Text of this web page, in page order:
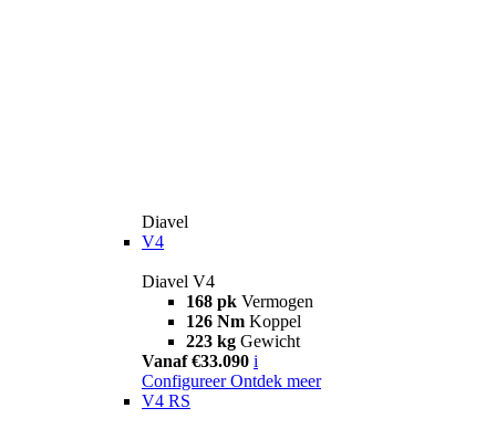
Diavel
V4
Diavel V4
168 pk Vermogen
126 Nm Koppel
223 kg Gewicht
Vanaf €33.090 i
Configureer Ontdek meer
V4 RS